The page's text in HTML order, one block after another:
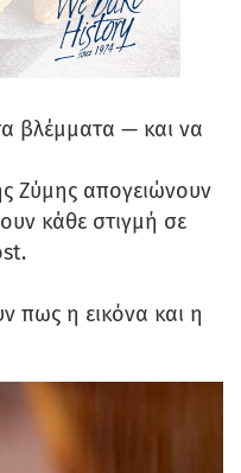
βλέμματα — και να
Ζύμης απογειώνουν
κάθε στιγμή σε
πως η εικόνα και η